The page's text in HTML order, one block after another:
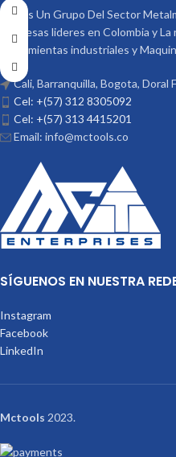
Somos Un Grupo Del Sector
empresas lideres en Colombia y
Herramientas industriales y
Cali, Barranquilla, Bogota, Doral
Cel: +(57) 312 8305092
Cel: +(57) 313 4415201
Email: info@mctools.co
SÍGUENOS EN NUESTRA
Instagram
Facebook
LinkedIn
Mctools 2023.